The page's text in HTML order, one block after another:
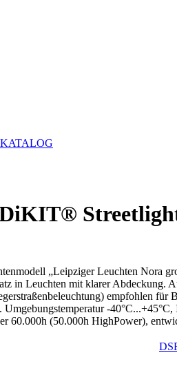
„Leipziger Leuchten
in Leuchten mit klarer
empfohlen
-
60.000h (50.000h HighPower),